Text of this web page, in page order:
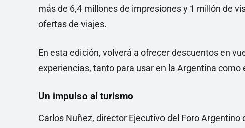
más de 6,4 millones de impresiones y 1 millón de
ofertas de viajes.
En esta edición, volverá a ofrecer descuentos en
experiencias, tanto para usar en la Argentina como
Un impulso al turismo
Carlos Nuñez, director Ejecutivo del Foro